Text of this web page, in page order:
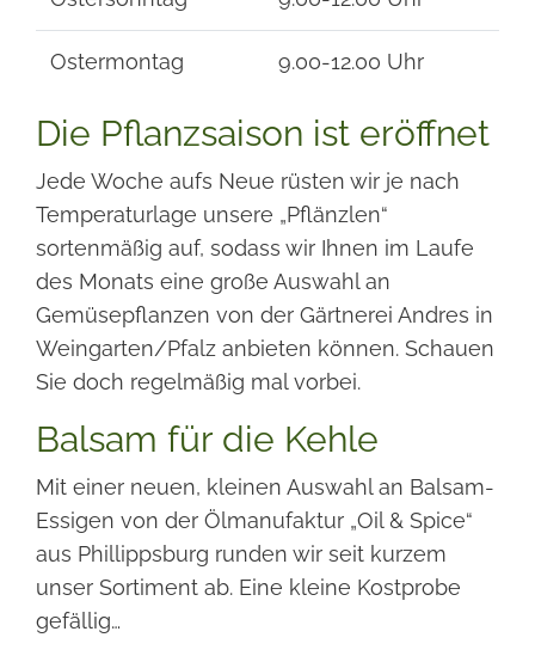
Ostermontag 9.00-12.00 Uhr
Die Pflanzsaison ist eröffnet
Jede Woche aufs Neue rüsten wir je nach
Temperaturlage unsere „Pflänzlen“
sortenmäßig auf, sodass wir Ihnen im Laufe
des Monats eine große Auswahl an
Gemüsepflanzen von der Gärtnerei Andres in
Weingarten/Pfalz anbieten können. Schauen
Sie doch regelmäßig mal vorbei.
Balsam für die Kehle
Mit einer neuen, kleinen Auswahl an Balsam-
Essigen von der Ölmanufaktur „Oil & Spice“
aus Phillippsburg runden wir seit kurzem
unser Sortiment ab. Eine kleine Kostprobe
gefällig…